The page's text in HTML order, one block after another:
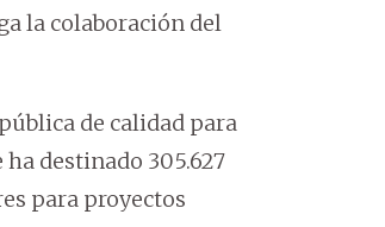
la colaboración del
de calidad para
destinado 305.627
para proyectos